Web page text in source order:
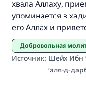
хвала Аллаху,
упоминается в
его Аллах и
Добровольная
Источник: Шейх Ибн
‘аля-д-